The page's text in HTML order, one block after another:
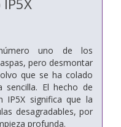
uno de los
pero desmontar
que se ha colado
El hecho de
IP5X significa que la
desagradables, por
profunda.